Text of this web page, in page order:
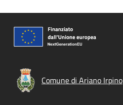
Comune di Ariano Irpino